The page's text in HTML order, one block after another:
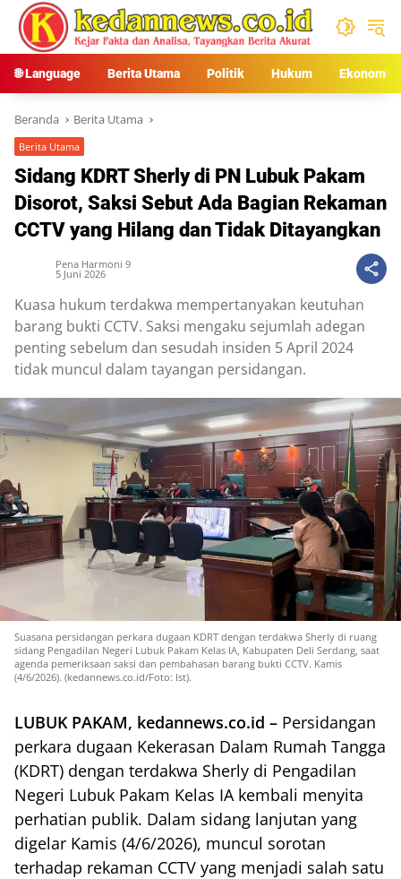
Langsung
konten
🌐 Language Berita Utama Politik Hukum Ekonomi
Beranda Berita Utama
Berita Utama
Sidang KDRT Sherly di PN Lubuk Pakam
Disorot, Saksi Sebut Ada Bagian Rekaman
CCTV yang Hilang dan Tidak Ditayangkan
Pena Harmoni 9
5 Juni 2026
Kuasa hukum terdakwa mempertanyakan keutuhan
barang bukti CCTV. Saksi mengaku sejumlah adegan
penting sebelum dan sesudah insiden 5 April 2024
tidak muncul dalam tayangan persidangan.
Suasana persidangan perkara dugaan KDRT dengan terdakwa Sherly di ruang
sidang Pengadilan Negeri Lubuk Pakam Kelas IA, Kabupaten Deli Serdang, saat
agenda pemeriksaan saksi dan pembahasan barang bukti CCTV. Kamis
(4/6/2026). (kedannews.co.id/Foto: Ist).
LUBUK PAKAM, kedannews.co.id – Persidangan
perkara dugaan Kekerasan Dalam Rumah Tangga
(KDRT) dengan terdakwa Sherly di Pengadilan
Negeri Lubuk Pakam Kelas IA kembali menyita
perhatian publik. Dalam sidang lanjutan yang
digelar Kamis (4/6/2026), muncul sorotan
terhadap rekaman CCTV yang menjadi salah satu